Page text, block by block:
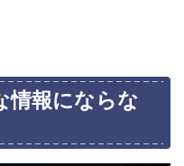
情報にならな